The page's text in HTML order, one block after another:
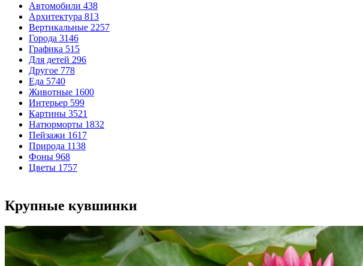
Автомобили 438
Архитектура 813
Вертикальные 2257
Города 3146
Графика 515
Для детей 296
Другое 778
Еда 5740
Животные 1600
Интерьер 599
Картины 3521
Натюрморты 1832
Пейзажи 1617
Природа 1138
Фоны 968
Цветы 1757
Крупные кувшинки